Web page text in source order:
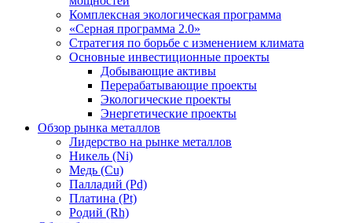
Комплексная экологическая программа
«Серная программа 2.0»
Стратегия по борьбе с изменением климата
Основные инвестиционные проекты
Добывающие активы
Перерабатывающие проекты
Экологические проекты
Энергетические проекты
Обзор рынка металлов
Лидерство на рынке металлов
Никель (Ni)
Медь (Cu)
Палладий (Pd)
Платина (Pt)
Родий (Rh)